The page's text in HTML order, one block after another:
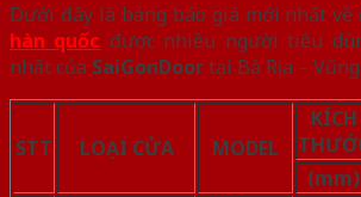
Dưới đây là bảng báo giá mới nhất về
hàn quốc được nhiều người tiêu
nhất của SaiGonDoortại Bà Rịa –
STT LOẠI CỬA MODEL
KÍCH
(mm)